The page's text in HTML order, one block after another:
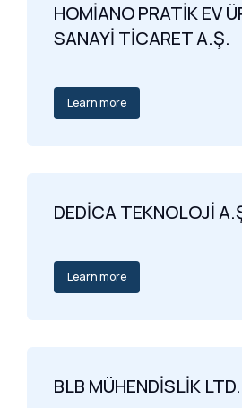
HOMİANO PRATİK EV
SANAYİ TİCARET A.Ş.
Learn more
DEDİCA TEKNOLOJİ
Learn more
BLB MÜHENDİSLİK